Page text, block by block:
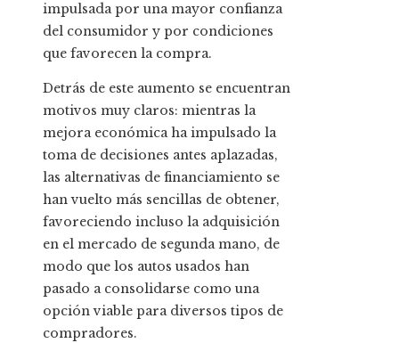
impulsada por una mayor confianza
del consumidor y por condiciones
que favorecen la compra.
Detrás de este aumento se encuentran
motivos muy claros: mientras la
mejora económica ha impulsado la
toma de decisiones antes aplazadas,
las alternativas de financiamiento se
han vuelto más sencillas de obtener,
favoreciendo incluso la adquisición
en el mercado de segunda mano, de
modo que los autos usados han
pasado a consolidarse como una
opción viable para diversos tipos de
compradores.